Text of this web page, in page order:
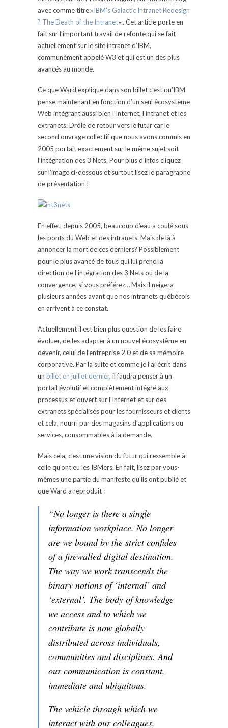
avec comme titre:«IBM’s Galactic Intranet Redesign
? The Death of the Intranet»:. Cet article porte en
fait sur l’important travail de refonte qui se fait
actuellement sur le site intranet d’IBM,
communément appelé W3 et qui est un des plus
avancés au monde.
Ce que Ward explique dans son billet c’est qu’IBM
pense maintenant en fonction d’un seul écosystème
Web intégrant aussi bien l’Internet, l’intranet et les
extranets. Drôle de retour vers le futur car le
second ouvrage collectif que nous avons commis en
2005 portait exactement sur le même sujet soit
l’intégration des 3 Nets. Pour plus d’infos cliquez
sur l’image ci-dessous et surtout lisez le paragraphe
de présentation !
En effet, depuis 2005, beaucoup d’eau a coulé sous
les ponts du Web et des intranets. Mais de là à
annoncer la mort de ces derniers? Possiblement
pour le plus avancé de tous qui lui prend la
direction de l’intégration des 3 Nets ou de la
convergence, si vous préférez… Mais il neigera
plusieurs années avant que nos intranets québécois
en arrivent à ce constat.
Actuellement il est bien plus question de les faire
évoluer, de les adapter à un nouvel écosystème en
devenir, celui de l’entreprise 2.0 et de sa mémoire
corporative. Par la suite et comme je l’ai écrit dans
un billet en juillet dernier, il faudra penser à un
portail évolutif et complètement intégré aux
processus et ouvert sur l’Internet et sur des
extranets spécialisés pour les fournisseurs et clients
et cela, nourri par des magasins d’applications ou
services, consommables à la demande.
Mais cela, c’est une vision du futur qui ressemble à
celle qu’ont eu les IBMers. En fait, lisez par vous-
mêmes une partie du manifeste qu’ils ont publié et
que Ward a reproduit :
“No longer is there a single
information workplace. No longer
are we bound by the strict confides
of a firewalled digital destination.
The way we work transcends the
binary notions of ‘internal’ and
‘external’. The body of knowledge
we access and to which we
contribute is now globally
distributed across individuals,
communities and disciplines. And
our communication is constant,
immediate and ubiquitous.
The vehicle through which we
interact with our colleagues,